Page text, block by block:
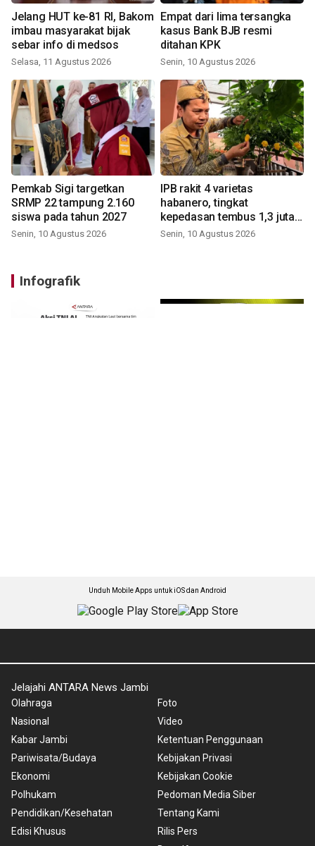
Jelang HUT ke-81 RI, Bakom
imbau masyarakat bijak
sebar info di medsos
Selasa, 11 Agustus 2026
Empat dari lima tersangka
kasus Bank BJB resmi
ditahan KPK
Senin, 10 Agustus 2026
Pemkab Sigi targetkan
SRMP 22 tampung 2.160
siswa pada tahun 2027
Senin, 10 Agustus 2026
IPB rakit 4 varietas
habanero, tingkat
kepedasan tembus 1,3 juta
SHU
Senin, 10 Agustus 2026
Infografik
Unduh Mobile Apps untuk iOS dan Android
Jelajahi ANTARA News Jambi
Olahraga
Nasional
Kabar Jambi
Pariwisata/Budaya
Ekonomi
Polhukam
Pendidikan/Kesehatan
Edisi Khusus
Foto
Video
Ketentuan Penggunaan
Kebijakan Privasi
Kebijakan Cookie
Pedoman Media Siber
Tentang Kami
Rilis Pers